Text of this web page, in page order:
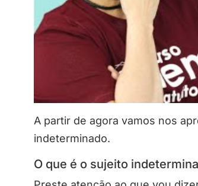
A partir de agora vamos nos
indeterminado.
O que é o sujeito